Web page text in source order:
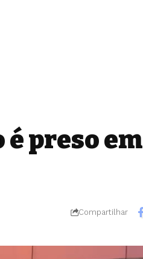
preso em
Compartilhar